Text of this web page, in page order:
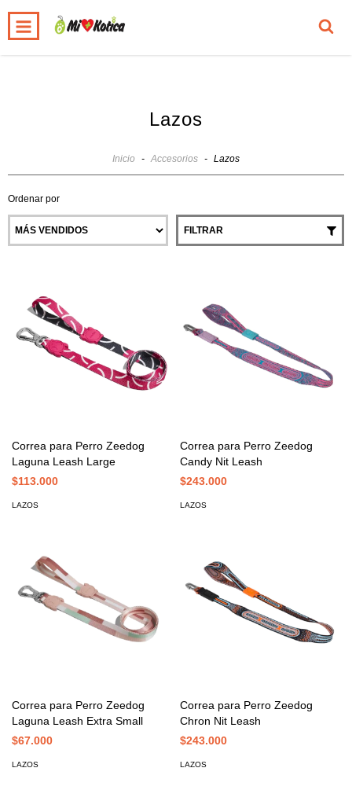
INICIO 0
Lazos
Inicio - Accesorios - Lazos
Ordenar por
FILTRAR
Correa para Perro Zeedog
Laguna Leash Large
$113.000
LAZOS
Correa para Perro Zeedog
Candy Nit Leash
$243.000
LAZOS
Correa para Perro Zeedog
Laguna Leash Extra Small
$67.000
LAZOS
Correa para Perro Zeedog
Chron Nit Leash
$243.000
LAZOS